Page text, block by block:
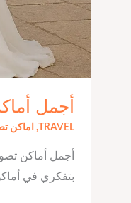
أجمل
TRAVEL
, اماكن
أجمل أماكن
بتفكري في